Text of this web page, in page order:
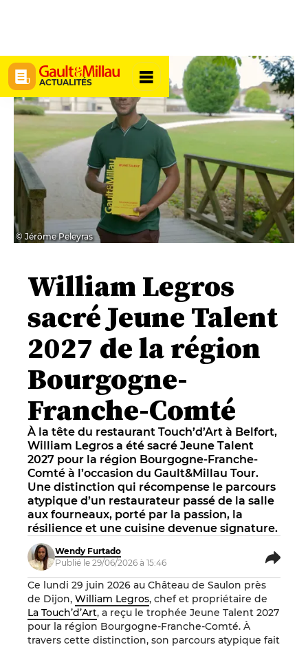
ACTUALITÉS
© Jérôme Peleyras
William Legros
sacré Jeune Talent
2027 de la région
Bourgogne-
Franche-Comté
À la tête du restaurant Touch’d’Art à Belfort,
William Legros a été sacré Jeune Talent
2027 pour la région Bourgogne-Franche-
Comté à l’occasion du Gault&Millau Tour.
Une distinction qui récompense le parcours
atypique d’un restaurateur passé de la salle
aux fourneaux, porté par la passion, la
résilience et une cuisine devenue signature.
Wendy Furtado
Publié le 29/06/2026 à 15:46
Ce lundi 29 juin 2026 au Château de Saulon près
de Dijon, William Legros, chef et propriétaire de
La Touch’d’Art, a reçu le trophée Jeune Talent 2027
pour la région Bourgogne-Franche-Comté. À
travers cette distinction, son parcours atypique fait